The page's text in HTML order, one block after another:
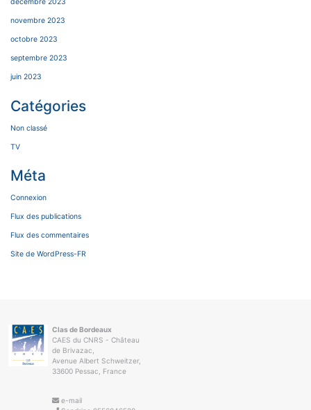
novembre 2023
octobre 2023
septembre 2023
juin 2023
Catégories
Non classé
TV
Méta
Connexion
Flux des publications
Flux des commentaires
Site de WordPress-FR
Clas de Bordeaux
CAES du CNRS - Château
de Brivazac,
Avenue Albert Schweitzer,
33600 Pessac, France
e-mail